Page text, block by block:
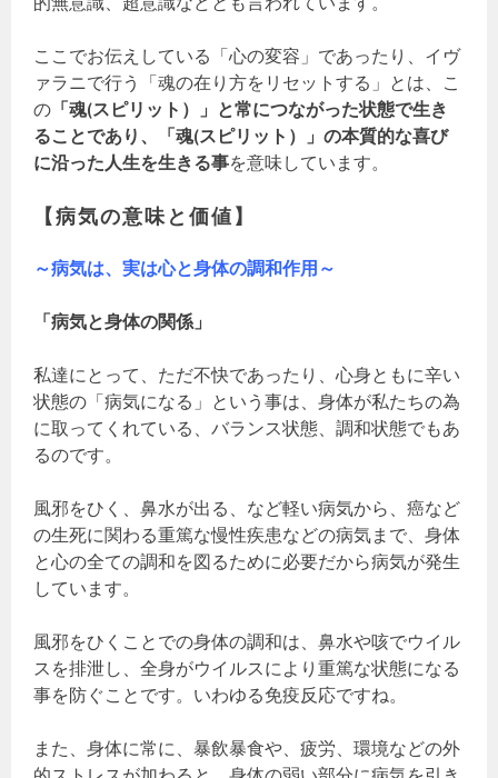
ここでお伝えしている「心の変容」であったり、イヴ
ァラニで行う「魂の在り方をリセットする」とは、こ
の 「魂(スピリット）」と常につながった状態で生き
ることであり、「魂(スピリット）」の本質的な喜び
に沿った人生を生きる事を意味しています。
【病気の意味と価値】
～病気は、実は心と身体の調和作用～
「病気と身体の関係」
私達にとって、ただ不快であったり、心身ともに辛い
状態の「病気になる」という事は、身体が私たちの為
に取ってくれている、バランス状態、調和状態でもあ
るのです。
風邪をひく、鼻水が出る、など軽い病気から、癌など
の生死に関わる重篤な慢性疾患などの病気まで、身体
と心の全ての調和を図るために必要だから病気が発生
しています。
風邪をひくことでの身体の調和は、鼻水や咳でウイル
スを排泄し、全身がウイルスにより重篤な状態になる
事を防ぐことです。いわゆる免疫反応ですね。
また、身体に常に、暴飲暴食や、疲労、環境などの外